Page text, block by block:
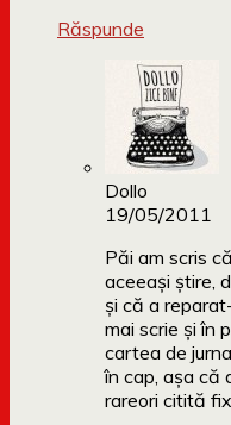
Răspunde
Dollo
19/05/2011
Păi am scris
aceeași știre,
și că a
mai scrie și în
cartea de
în cap, așa că
rareori citită